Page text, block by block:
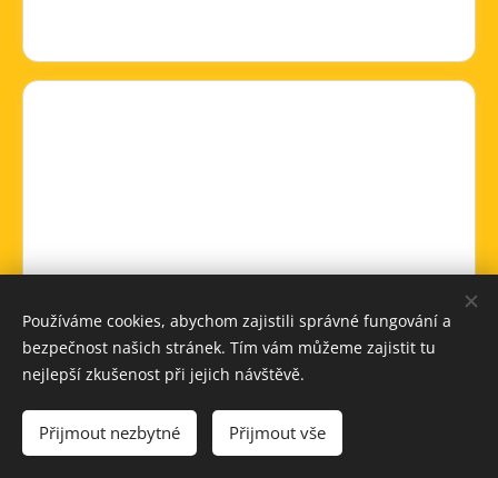
Vytvořeno službou Cookies
Používáme cookies, abychom zajistili správné fungování a
bezpečnost našich stránek. Tím vám můžeme zajistit tu
nejlepší zkušenost při jejich návštěvě.
Přijmout nezbytné Přijmout vše